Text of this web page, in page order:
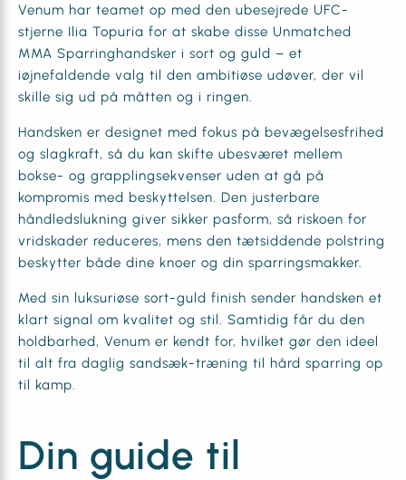
Venum har teamet op med den ubesejrede UFC-
stjerne Ilia Topuria for at skabe disse Unmatched
MMA Sparringhandsker i sort og guld – et
iøjnefaldende valg til den ambitiøse udøver, der vil
skille sig ud på måtten og i ringen.
Handsken er designet med fokus på bevægelsesfrihed
og slagkraft, så du kan skifte ubesværet mellem
bokse- og grapplingsekvenser uden at gå på
kompromis med beskyttelsen. Den justerbare
håndledslukning giver sikker pasform, så riskoen for
vridskader reduceres, mens den tætsiddende polstring
beskytter både dine knoer og din sparringsmakker.
Med sin luksuriøse sort-guld finish sender handsken et
klart signal om kvalitet og stil. Samtidig får du den
holdbarhed, Venum er kendt for, hvilket gør den ideel
til alt fra daglig sandsæk-træning til hård sparring op
til kamp.
Din guide til